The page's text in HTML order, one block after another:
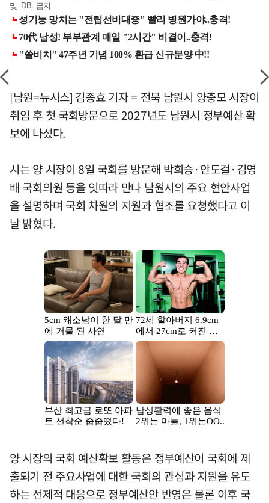
및 DB 금지
[남원=뉴시스] 김종효 기자 = 전북 남원시 양충모 시장이
취임 후 첫 국회방문으로 2027년도 남원시 정부예산 확
보에 나섰다.
시는 양 시장이 8일 국회를 방문해 박희승·안도걸·김영
배 국회의원 등을 잇따라 만나 남원시의 주요 현안사업
을 설명하며 국회 차원의 지원과 협조를 요청했다고 이
날 밝혔다.
양 시장의 국회 예산확보 활동은 정부예산이 국회에 제
출되기 전 주요사업에 대한 국회의 관심과 지원을 유도
하는 선제적 대응으로 정부예산안 반영은 물론 이후 국